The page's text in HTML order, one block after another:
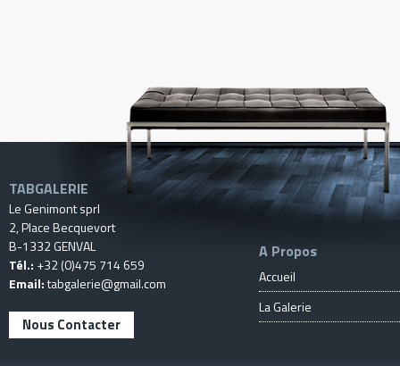
TABGALERIE
Le Genimont sprl
2, Place Becquevort
B-1332 GENVAL
Tél.: +32 (0)475 714 659
Email:tabgalerie@gmail.com
Nous Contacter
A Propos
Accueil
La Galerie